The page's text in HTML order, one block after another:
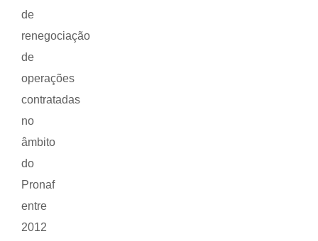
de
renegociação
de
operações
contratadas
no
âmbito
do
Pronaf
entre
2012